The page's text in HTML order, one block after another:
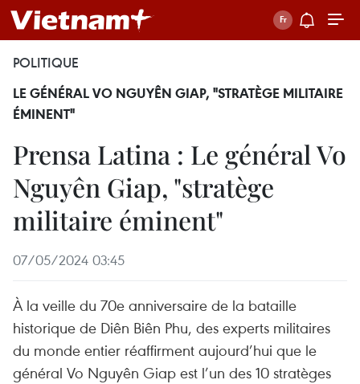
POLITIQUE
LE GÉNÉRAL VO NGUYÊN GIAP, "STRATÈGE MILITAIRE
ÉMINENT"
Prensa Latina : Le général Vo
Nguyên Giap, "stratège
militaire éminent"
07/05/2024 03:45
À la veille du 70e anniversaire de la bataille
historique de Diên Biên Phu, des experts militaires
du monde entier réaffirment aujourd’hui que le
général Vo Nguyên Giap est l’un des 10 stratèges